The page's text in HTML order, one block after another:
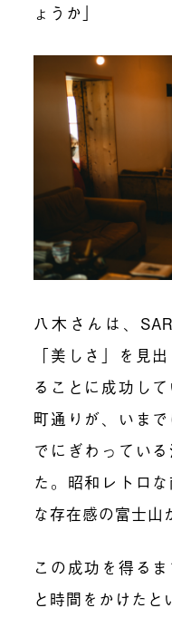
ょうか」
八木さんは、
「美しさ」を見
ることに成功し
町通りが、いま
でにぎわってい
た。昭和レトロ
な存在感の富士山
この成功を得る
と時間をかけたと